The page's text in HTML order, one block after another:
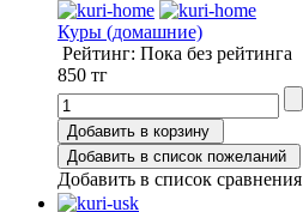
Куры (домашние)
Рейтинг: Пока без рейтинга
850 тг
Добавить в корзину
Добавить в список пожеланий
Добавить в список сравнения